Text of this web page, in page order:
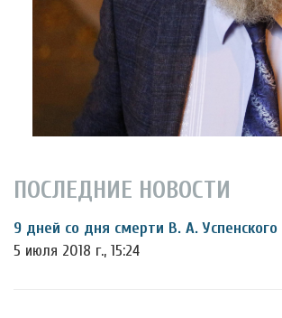
ПОСЛЕДНИЕ НОВОСТИ
9 дней со дня смерти В. А. Успенского
5 июля 2018 г., 15:24